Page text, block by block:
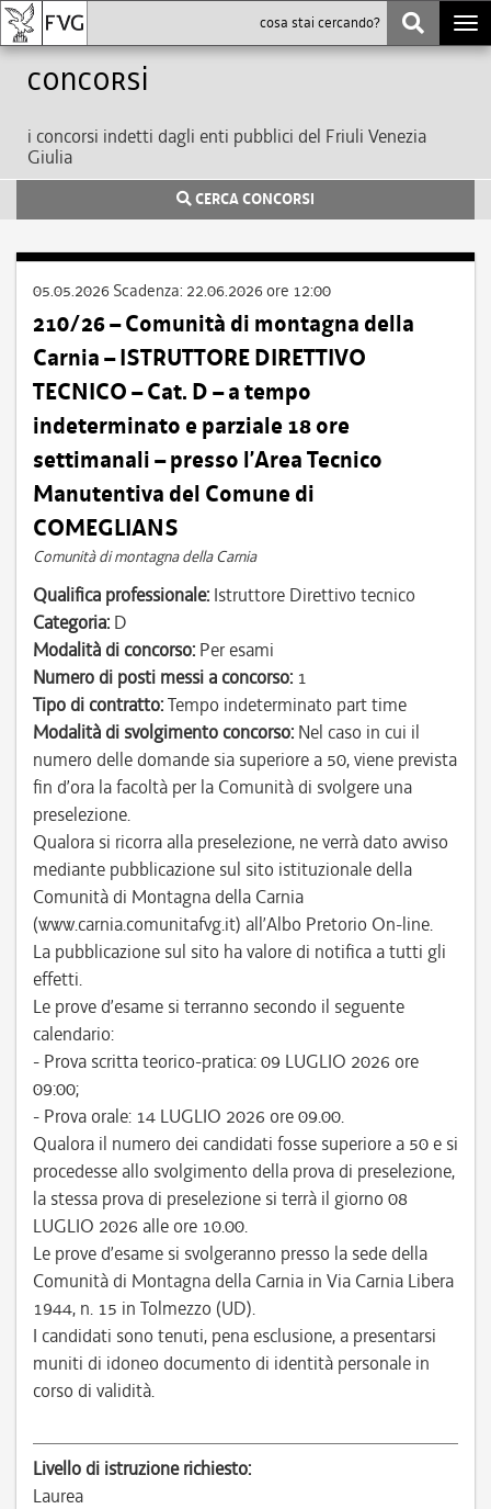
Concorsi
i concorsi indetti dagli enti pubblici del Friuli Venezia
Giulia
CERCA CONCORSI
05.05.2026 Scadenza: 22.06.2026 ore 12:00
210/26 – Comunità di montagna della
Carnia – ISTRUTTORE DIRETTIVO
TECNICO – Cat. D – a tempo
indeterminato e parziale 18 ore
settimanali – presso l’Area Tecnico
Manutentiva del Comune di
COMEGLIANS
Comunità di montagna della Carnia
Qualifica professionale: Istruttore Direttivo tecnico
Categoria: D
Modalità di concorso: Per esami
Numero di posti messi a concorso: 1
Tipo di contratto:Tempo indeterminato part time
Modalità di svolgimento concorso: Nel caso in cui il
numero delle domande sia superiore a 50, viene prevista
fin d’ora la facoltà per la Comunità di svolgere una
preselezione.
Qualora si ricorra alla preselezione, ne verrà dato avviso
mediante pubblicazione sul sito istituzionale della
Comunità di Montagna della Carnia
(www.carnia.comunitafvg.it) all’Albo Pretorio On-line.
La pubblicazione sul sito ha valore di notifica a tutti gli
effetti.
Le prove d’esame si terranno secondo il seguente
calendario:
- Prova scritta teorico-pratica: 09 LUGLIO 2026 ore
09:00;
- Prova orale: 14 LUGLIO 2026 ore 09.00.
Qualora il numero dei candidati fosse superiore a 50 e si
procedesse allo svolgimento della prova di preselezione,
la stessa prova di preselezione si terrà il giorno 08
LUGLIO 2026 alle ore 10.00.
Le prove d’esame si svolgeranno presso la sede della
Comunità di Montagna della Carnia in Via Carnia Libera
1944, n. 15 in Tolmezzo (UD).
I candidati sono tenuti, pena esclusione, a presentarsi
muniti di idoneo documento di identità personale in
corso di validità.
Livello di istruzione richiesto:
Laurea